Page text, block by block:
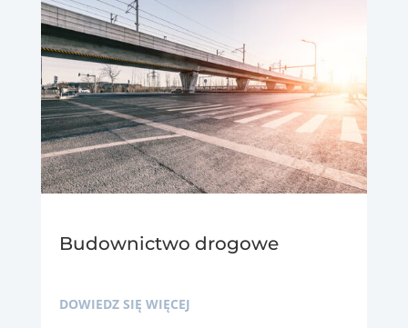
Budownictwo drogowe
DOWIEDZ SIĘ WIĘCEJ